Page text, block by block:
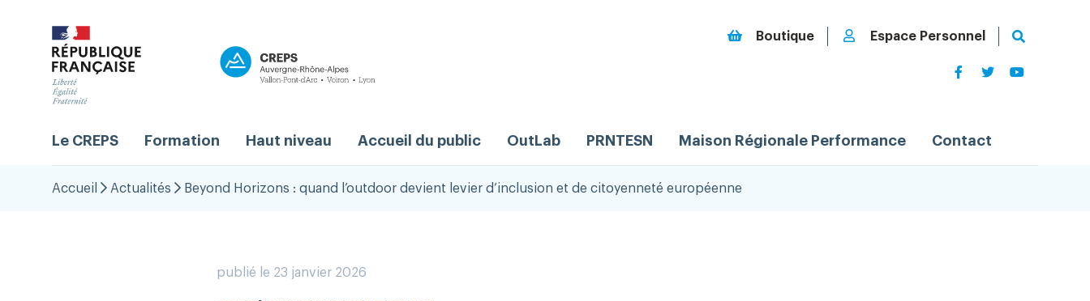
Boutique Espace Personnel
Le CREPS Formation Haut niveau Accueil du public OutLab PRNTESN Maison Régionale Performance Contact
Accueil Actualités Beyond Horizons : quand l’outdoor devient levier d’inclusion et de citoyenneté européenne
publié le 23 janvier 2026